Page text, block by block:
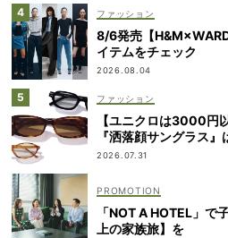
ファッション
8/6発売【
イテムをチェック
2026.08.04
ファッション
【ユニクロは3000円
『洒落顔サングラス』
2026.07.31
「NOT A HOTEL」で
上の家族旅】を